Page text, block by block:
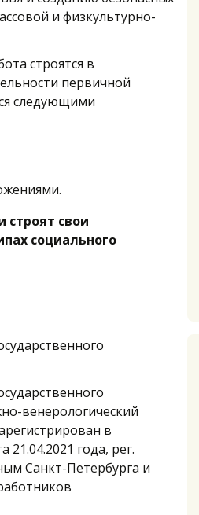
и физкультурно-
строятся в
первичной
следующими
свои
социального
венерологический
в
21.04.2021 года, рег.
Санкт-Петербурга и